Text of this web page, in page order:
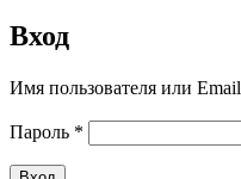
Вход
Имя пользователя или Email
Пароль *